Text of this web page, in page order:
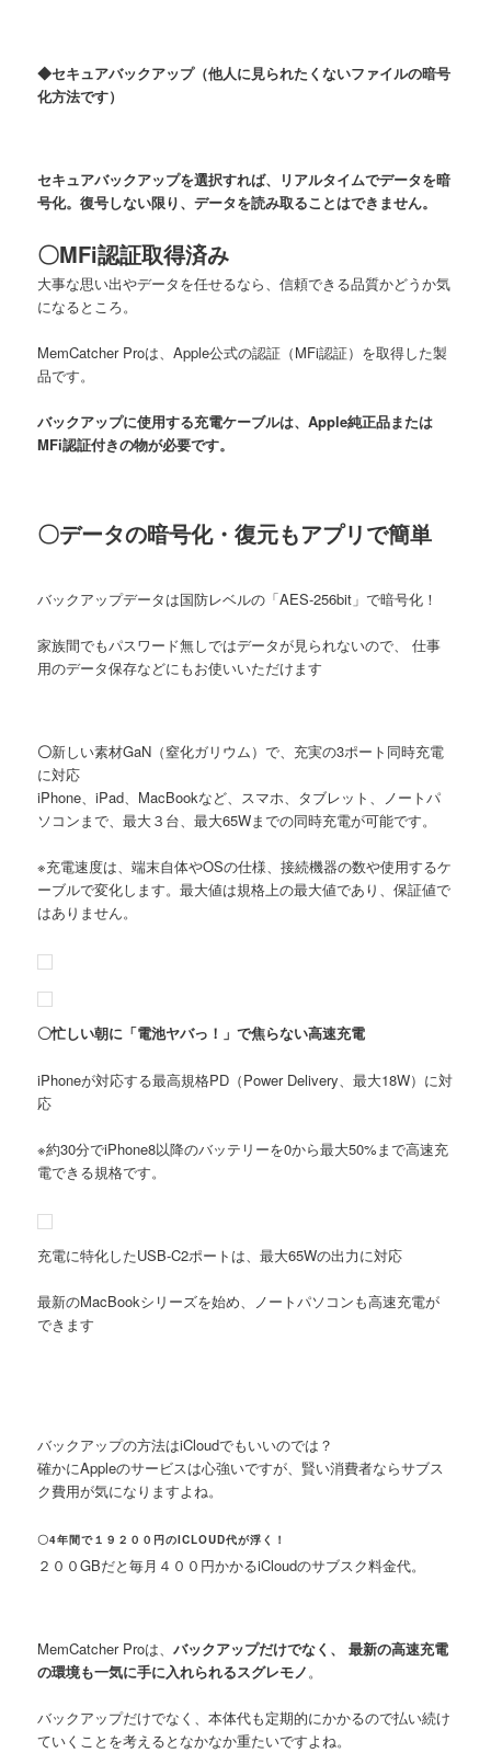
◆セキュアバックアップ（他人に見られたくないファイルの暗号
化方法です）
セキュアバックアップを選択すれば、リアルタイムでデータを暗
号化。復号しない限り、データを読み取ることはできません。
〇MFi認証取得済み
大事な思い出やデータを任せるなら、信頼できる品質かどうか気
になるところ。
MemCatcher Proは、Apple公式の認証（MFi認証）を取得した製
品です。
バックアップに使用する充電ケーブルは、Apple純正品または
MFi認証付きの物が必要です。
〇データの暗号化・復元もアプリで簡単
バックアップデータは国防レベルの「AES-256bit」で暗号化！
家族間でもパスワード無しではデータが見られないので、 仕事
用のデータ保存などにもお使いいただけます
〇新しい素材GaN（窒化ガリウム）で、充実の3ポート同時充電
に対応
iPhone、iPad、MacBookなど、スマホ、タブレット、ノートパ
ソコンまで、最大３台、最大65Wまでの同時充電が可能です。
※充電速度は、端末自体やOSの仕様、接続機器の数や使用するケ
ーブルで変化します。最大値は規格上の最大値であり、保証値で
はありません。
〇忙しい朝に「電池ヤバっ！」で焦らない高速充電
iPhoneが対応する最高規格PD（Power Delivery、最大18W）に対
応
※約30分でiPhone8以降のバッテリーを0から最大50%まで高速充
電できる規格です。
充電に特化したUSB-C2ポートは、最大65Wの出力に対応
最新のMacBookシリーズを始め、ノートパソコンも高速充電が
できます
バックアップの方法はiCloudでもいいのでは？
確かにAppleのサービスは心強いですが、賢い消費者ならサブス
ク費用が気になりますよね。
〇4年間で１９２００円のICLOUD代が浮く！
２００GBだと毎月４００円かかるiCloudのサブスク料金代。
MemCatcher Proは、バックアップだけでなく、 最新の高速充電
の環境も一気に手に入れられるスグレモノ。
バックアップだけでなく、本体代も定期的にかかるので払い続け
ていくことを考えるとなかなか重たいですよね。